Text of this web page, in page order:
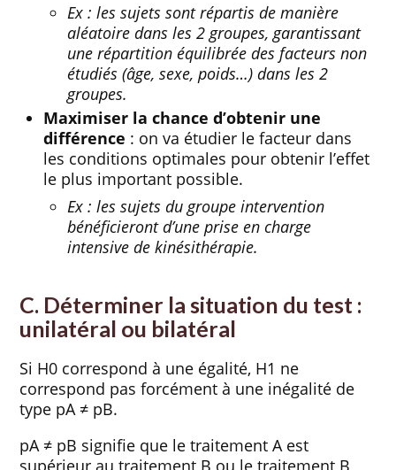
Ex : les sujets sont répartis de manière
aléatoire dans les 2 groupes, garantissant
une répartition équilibrée des facteurs non
étudiés (âge, sexe, poids…) dans les 2
groupes.
Maximiser la chance d’obtenir une
différence : on va étudier le facteur dans
les conditions optimales pour obtenir l’effet
le plus important possible.
Ex : les sujets du groupe intervention
bénéficieront d’une prise en charge
intensive de kinésithérapie.
C. Déterminer la situation du test :
unilatéral ou bilatéral
Si H0 correspond à une égalité, H1 ne
correspond pas forcément à une inégalité de
type pA ≠ pB.
pA ≠ pB signifie que le traitement A est